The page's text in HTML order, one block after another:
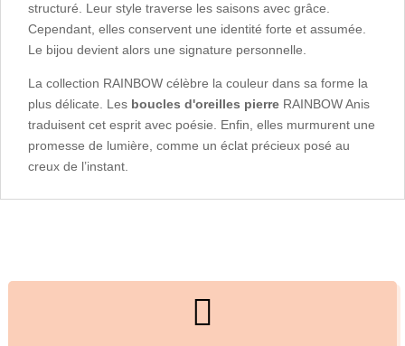
structuré. Leur style traverse les saisons avec grâce.
Cependant, elles conservent une identité forte et assumée.
Le bijou devient alors une signature personnelle.
La collection RAINBOW célèbre la couleur dans sa forme la
plus délicate. Les boucles d'oreilles pierre RAINBOW Anis
traduisent cet esprit avec poésie. Enfin, elles murmurent une
promesse de lumière, comme un éclat précieux posé au
creux de l’instant.
